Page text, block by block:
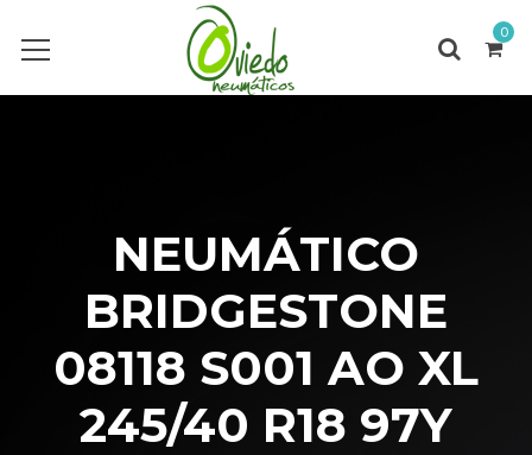
0
NEUMÁTICO
BRIDGESTONE
08118 S001 AO XL
245/40 R18 97Y